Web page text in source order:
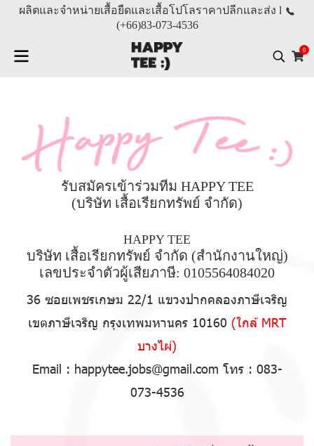
ผลิตและจำหน่ายเสื้อยืดและเสื้อโปโลราคาปลีกและส่ง l
(+66)83-073-4536
0
รับสมัครเข้าร่วมทีม HAPPY TEE
(บริษัท เสื้อเรียกทรัพย์ จำกัด)
HAPPY TEE
บริษัท เสื้อเรียกทรัพย์ จำกัด (สำนักงานใหญ่)
เลขประจำตัวผู้เสียภาษี: 0105564084020
36 ซอยเพชรเกษม 22/1 แขวงปากคลองภาษีเจริญ
เขตภาษีเจริญ กรุงเทพมหานคร 10160 (ใกล้ MRT
บางไผ่)
Email : happytee.jobs@gmail.com โทร : 083-
073-4536